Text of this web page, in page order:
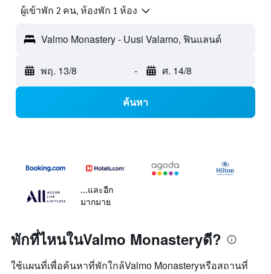
ผู้เข้าพัก 2 คน, ห้องพัก 1 ห้อง
Valmo Monastery - Uusi Valamo, ฟินแลนด์
พฤ. 13/8 - ศ. 14/8
ค้นหา
...และอีก
มากมาย
พักที่ไหนในValmo Monasteryดี?
ใช้แผนที่เพื่อค้นหาที่พักใกล้Valmo Monasteryหรือสถานที่